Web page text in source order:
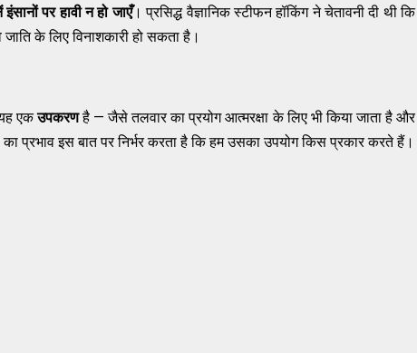
इंसानों पर हावी न हो जाएँ। प्रसिद्ध वैज्ञानिक स्टीफन हॉकिंग ने चेतावनी दी थी कि
के लिए विनाशकारी हो सकता है।
यह एकउपकरणहै — जैसे तलवार का प्रयोग आत्मरक्षा के लिए भी किया जाता है और
प्रभाव इस बात पर निर्भर करता है कि हम उसका उपयोग किस प्रकार करते हैं।